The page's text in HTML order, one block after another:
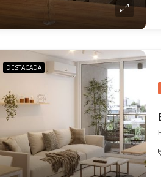
DESTACADA